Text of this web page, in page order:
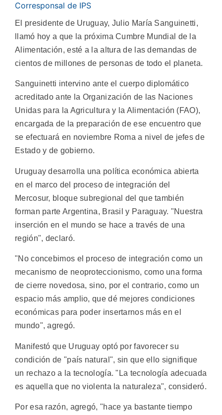
Corresponsal de IPS
El presidente de Uruguay, Julio María Sanguinetti,
llamó hoy a que la próxima Cumbre Mundial de la
Alimentación, esté a la altura de las demandas de
cientos de millones de personas de todo el planeta.
Sanguinetti intervino ante el cuerpo diplomático
acreditado ante la Organización de las Naciones
Unidas para la Agricultura y la Alimentación (FAO),
encargada de la preparación de ese encuentro que
se efectuará en noviembre Roma a nivel de jefes de
Estado y de gobierno.
Uruguay desarrolla una política económica abierta
en el marco del proceso de integración del
Mercosur, bloque subregional del que también
forman parte Argentina, Brasil y Paraguay. "Nuestra
inserción en el mundo se hace a través de una
región", declaró.
"No concebimos el proceso de integración como un
mecanismo de neoproteccionismo, como una forma
de cierre novedosa, sino, por el contrario, como un
espacio más amplio, que dé mejores condiciones
económicas para poder insertarnos más en el
mundo", agregó.
Manifestó que Uruguay optó por favorecer su
condición de "país natural", sin que ello signifique
un rechazo a la tecnología. "La tecnología adecuada
es aquella que no violenta la naturaleza", consideró.
Por esa razón, agregó, "hace ya bastante tiempo